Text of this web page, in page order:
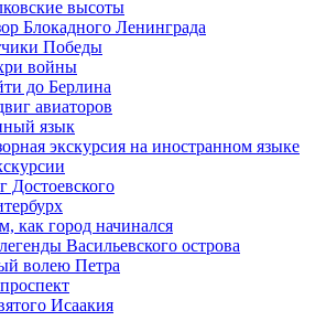
высоты
Блокадного Ленинграда
Победы
войны
до Берлина
авиаторов
язык
экскурсия на иностранном языке
Достоевского
как город начинался
Васильевского острова
волею Петра
Исаакия